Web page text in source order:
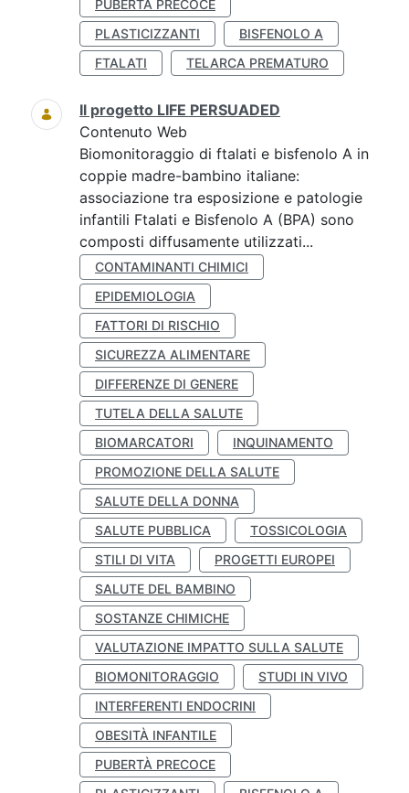
PUBERTÀ PRECOCE
PLASTICIZZANTI
BISFENOLO A
FTALATI
TELARCA PREMATURO
Il progetto LIFE PERSUADED
Contenuto Web
Biomonitoraggio di ftalati e bisfenolo A in
coppie madre-bambino italiane:
associazione tra esposizione e patologie
infantili Ftalati e Bisfenolo A (BPA) sono
composti diffusamente utilizzati...
CONTAMINANTI CHIMICI
EPIDEMIOLOGIA
FATTORI DI RISCHIO
SICUREZZA ALIMENTARE
DIFFERENZE DI GENERE
TUTELA DELLA SALUTE
BIOMARCATORI
INQUINAMENTO
PROMOZIONE DELLA SALUTE
SALUTE DELLA DONNA
SALUTE PUBBLICA
TOSSICOLOGIA
STILI DI VITA
PROGETTI EUROPEI
SALUTE DEL BAMBINO
SOSTANZE CHIMICHE
VALUTAZIONE IMPATTO SULLA SALUTE
BIOMONITORAGGIO
STUDI IN VIVO
INTERFERENTI ENDOCRINI
OBESITÀ INFANTILE
PUBERTÀ PRECOCE